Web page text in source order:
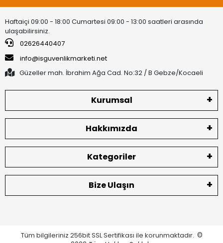
Haftaiçi 09:00 - 18:00 Cumartesi 09:00 - 13:00 saatleri arasında
ulaşabilirsiniz.
02626440407
info@isguvenlikmarketi.net
Güzeller mah. İbrahim Ağa Cad. No:32 / B Gebze/Kocaeli
Kurumsal
Hakkımızda
Kategoriler
Bize Ulaşın
Tüm bilgileriniz 256bit SSL Sertifikası ile korunmaktadır. ©